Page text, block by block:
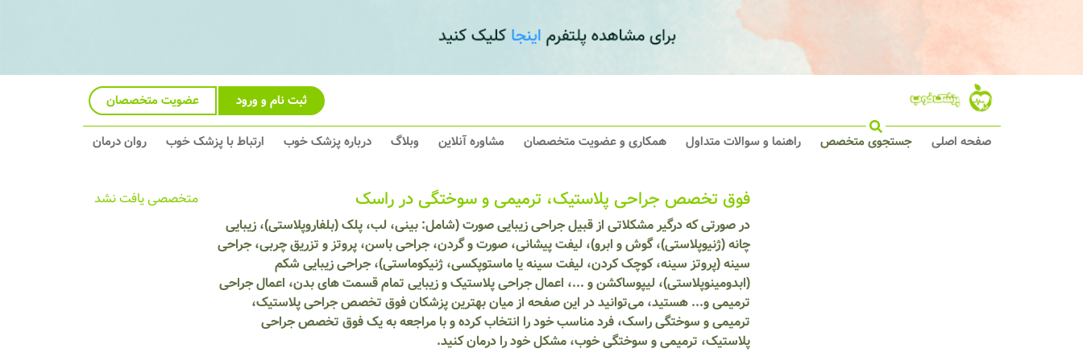
ثبت نام و ورود عضویت متخصصان
صفحه اصلی جستجوی متخصص راهنما و سوالات متداول همکاری و عضویت متخصصان مشاوره آنلاین وبلاگ درباره پزشک خوب ارتباط با پزشک خوب روان درمان
فوق تخصص جراحی پلاستیک، ترمیمی و سوختگی در راسک
در صورتی که درگیر مشکلاتی از قبیل جراحی زیبایی صورت (شامل: بینی، لب، پلک (بلفاروپلاستی)، زیبایی
چانه (ژنیوپلاستی)، گوش و ابرو)، لیفت پیشانی، صورت و گردن، جراحی باسن، پروتز و تزریق چربی، جراحی
سینه (پروتز سینه، کوچک کردن، لیفت سینه یا ماستوپکسی، ژنیکوماستی)، جراحی زیبایی شکم
(ابدومینوپلاستی)، لیپوساکشن و ...، اعمال جراحی پلاستیک و زیبایی تمام قسمت های بدن، اعمال جراحی
ترمیمی و... هستید، می‌توانید در این صفحه از میان بهترین پزشکان فوق تخصص جراحی پلاستیک،
ترمیمی و سوختگی راسک، فرد مناسب خود را انتخاب کرده و با مراجعه به یک فوق تخصص جراحی
پلاستیک، ترمیمی و سوختگی خوب، مشکل خود را درمان کنید.
متخصصی یافت نشد